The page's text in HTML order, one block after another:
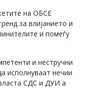
на ОБСЕ
за влијанието и
и помеѓу
и нестручни
исполнуваат нечии
СДС и ДУИ а